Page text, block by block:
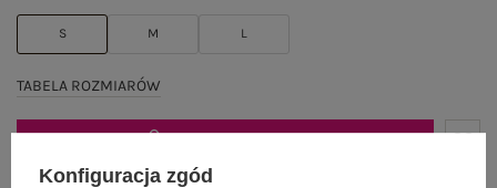
S M L
TABELA ROZMIARÓW
Konfiguracja zgód